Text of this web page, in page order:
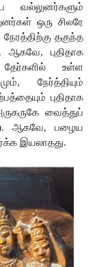
வல்லுனர்களும்
ஒரு சிலரே
நேரத்திற்கு தகுந்த
ஆகவே,
புதிதாக
தேர்களில்
உள்ள
நேர்த்தியும்
புதிதாக
வைத்துப்
ஆகவே, பழைய
இயலாதது.